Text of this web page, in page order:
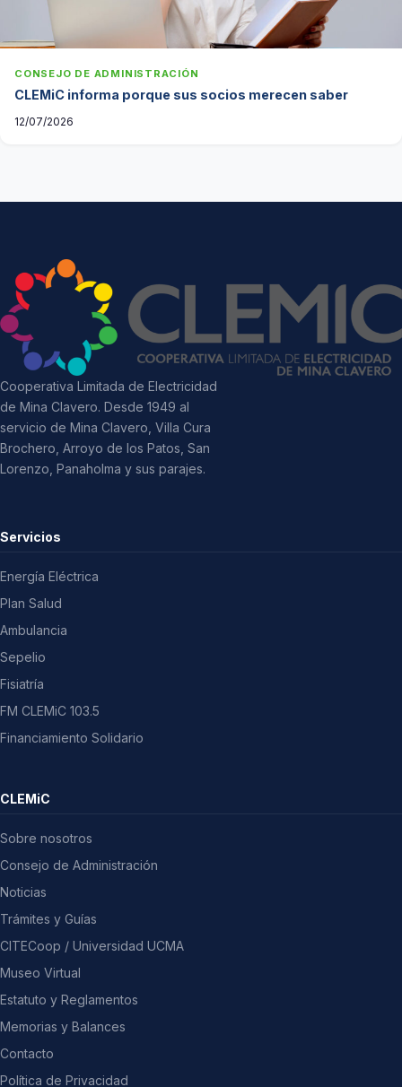
CONSEJO DE ADMINISTRACIÓN
CLEMiC informa porque sus socios merecen saber
12/07/2026
Cooperativa Limitada de Electricidad
de Mina Clavero. Desde 1949 al
servicio de Mina Clavero, Villa Cura
Brochero, Arroyo de los Patos, San
Lorenzo, Panaholma y sus parajes.
Servicios
Energía Eléctrica
Plan Salud
Ambulancia
Sepelio
Fisiatría
FM CLEMiC 103.5
Financiamiento Solidario
CLEMiC
Sobre nosotros
Consejo de Administración
Noticias
Trámites y Guías
CITECoop / Universidad UCMA
Museo Virtual
Estatuto y Reglamentos
Memorias y Balances
Contacto
Política de Privacidad